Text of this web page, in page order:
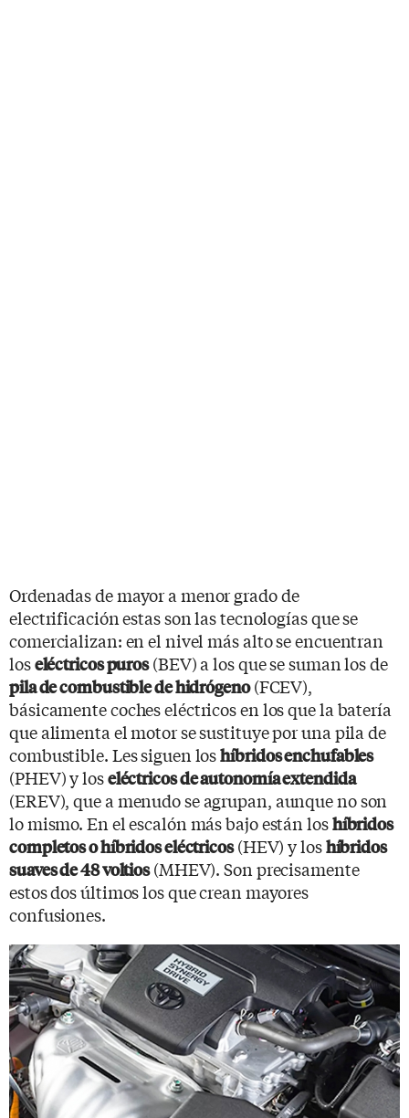
Ordenadas de mayor a menor grado de
electrificación estas son las tecnologías que se
comercializan: en el nivel más alto se encuentran
loseléctricos puros(BEV) a los que se suman los de
pila de combustible de hidrógeno(FCEV),
básicamente coches eléctricos en los que la batería
que alimenta el motor se sustituye por una pila de
combustible. Les siguen loshíbridos enchufables
(PHEV) y loseléctricos de autonomía extendida
(EREV), que a menudo se agrupan, aunque no son
lo mismo. En el escalón más bajo están loshíbridos
completos o híbridos eléctricos(HEV) y loshíbridos
suaves de 48 voltios(MHEV). Son precisamente
estos dos últimos los que crean mayores
confusiones.